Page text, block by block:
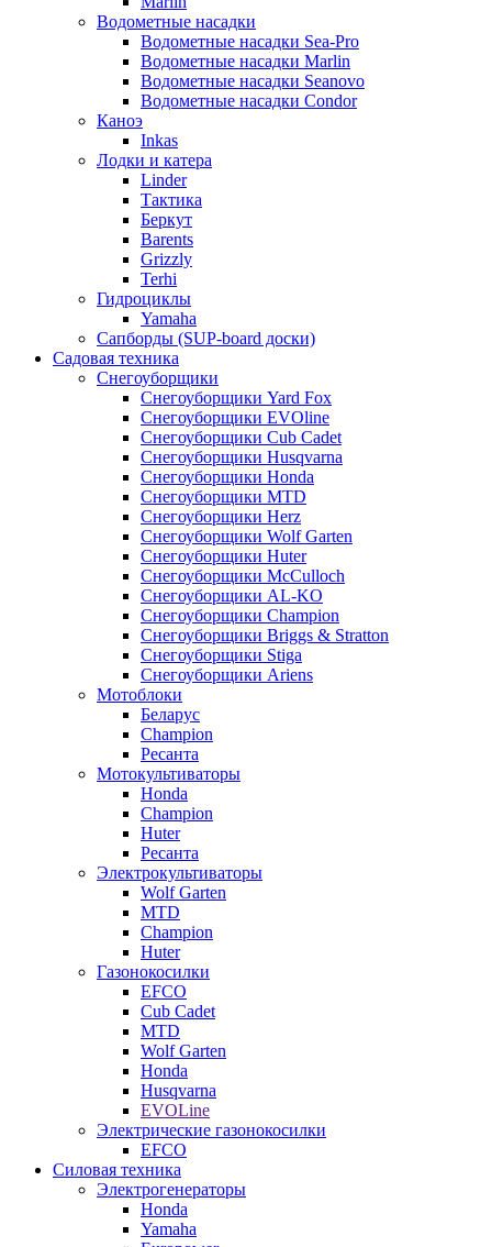
Водометные насадки
Водометные насадки Sea-Pro
Водометные насадки Marlin
Водометные насадки Seanovo
Водометные насадки Condor
Каноэ
Inkas
Лодки и катера
Linder
Тактика
Беркут
Barents
Grizzly
Terhi
Гидроциклы
Yamaha
Сапборды (SUP-board доски)
Садовая техника
Снегоуборщики
Снегоуборщики Yard Fox
Снегоуборщики EVOline
Снегоуборщики Cub Cadet
Снегоуборщики Husqvarna
Снегоуборщики Honda
Снегоуборщики MTD
Снегоуборщики Herz
Снегоуборщики Wolf Garten
Снегоуборщики Huter
Снегоуборщики McCulloch
Снегоуборщики AL-KO
Снегоуборщики Champion
Снегоуборщики Briggs & Stratton
Снегоуборщики Stiga
Снегоуборщики Ariens
Мотоблоки
Беларус
Champion
Ресанта
Мотокультиваторы
Honda
Champion
Huter
Ресанта
Электрокультиваторы
Wolf Garten
MTD
Champion
Huter
Газонокосилки
EFCO
Cub Cadet
MTD
Wolf Garten
Honda
Husqvarna
EVOLine
Электрические газонокосилки
EFCO
Силовая техника
Электрогенераторы
Honda
Yamaha